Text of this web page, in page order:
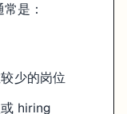
是：
少的岗位
hiring